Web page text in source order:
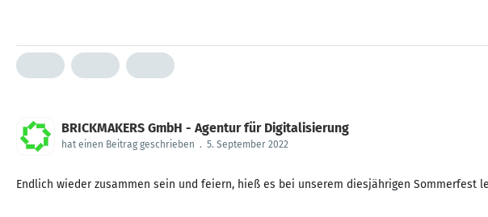
BRICKMAKERS GmbH - Agentur für Digitalisierung
hat einen Beitrag geschrieben . 5. September 2022
Endlich wieder zusammen sein und feiern, hieß es bei unserem diesjährigen